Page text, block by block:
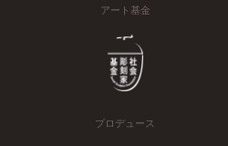
アート基金
プロデュース